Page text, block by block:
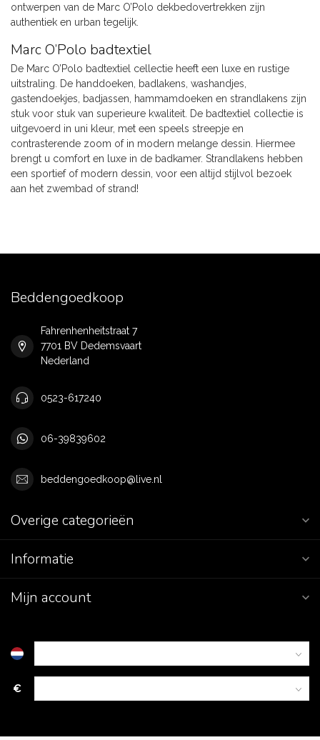
ontwerpen van de Marc O’Polo dekbedovertrekken zijn
authentiek en urban tegelijk.
Marc O’Polo badtextiel
De Marc O’Polo badtextiel cellectie heeft een luxe en rustige
uitstraling. De handdoeken, badlakens, washandjes,
gastendoekjes, badjassen, hammamdoeken en strandlakens zijn
stuk voor stuk van superieure kwaliteit. De badtextiel collectie is
uitgevoerd in uni kleur, met een speels streepje en
contrasterende zoom of in modern melange dessin. Hiermee
brengt u comfort en luxe in de badkamer. Strandlakens hebben
een sportief of modern dessin, voor een altijd stijlvol bezoek
aan het zwembad of strand!
Beddengoedkoop
Fahrenhenheitstraat 7
7701 BV Dedemsvaart
Nederland
0523-617240
06-39839602
beddengoedkoop@live.nl
Overige categorieën
Informatie
Mijn account
€